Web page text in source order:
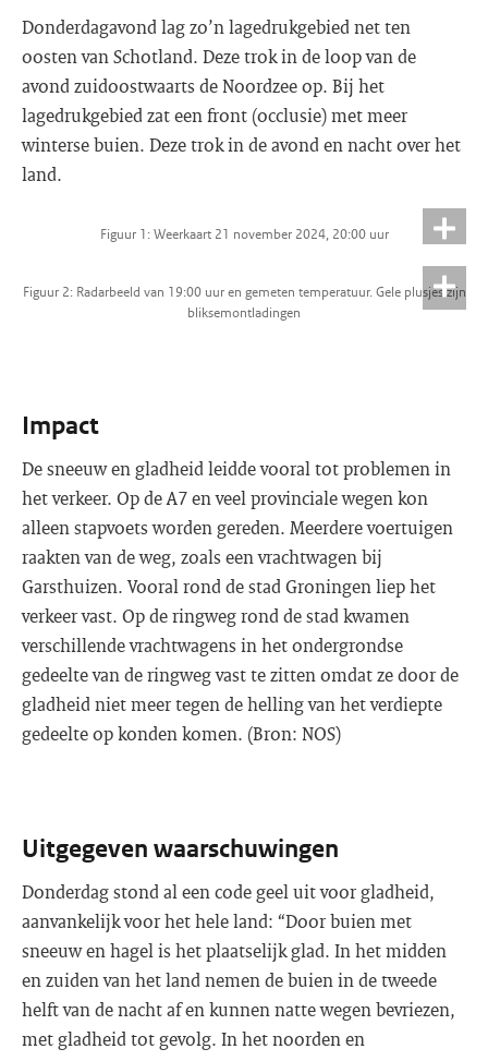
Donderdagavond lag zo’n lagedrukgebied net ten
oosten van Schotland. Deze trok in de loop van de
avond zuidoostwaarts de Noordzee op. Bij het
lagedrukgebied zat een front (occlusie) met meer
winterse buien. Deze trok in de avond en nacht over het
land.
Figuur 1: Weerkaart 21 november 2024, 20:00 uur
Figuur 2: Radarbeeld van 19:00 uur en gemeten temperatuur. Gele plusjes zijn
bliksemontladingen
Impact
De sneeuw en gladheid leidde vooral tot problemen in
het verkeer. Op de A7 en veel provinciale wegen kon
alleen stapvoets worden gereden. Meerdere voertuigen
raakten van de weg, zoals een vrachtwagen bij
Garsthuizen. Vooral rond de stad Groningen liep het
verkeer vast. Op de ringweg rond de stad kwamen
verschillende vrachtwagens in het ondergrondse
gedeelte van de ringweg vast te zitten omdat ze door de
gladheid niet meer tegen de helling van het verdiepte
gedeelte op konden komen. (Bron: NOS)
Uitgegeven waarschuwingen
Donderdag stond al een code geel uit voor gladheid,
aanvankelijk voor het hele land: “Door buien met
sneeuw en hagel is het plaatselijk glad. In het midden
en zuiden van het land nemen de buien in de tweede
helft van de nacht af en kunnen natte wegen bevriezen,
met gladheid tot gevolg. In het noorden en